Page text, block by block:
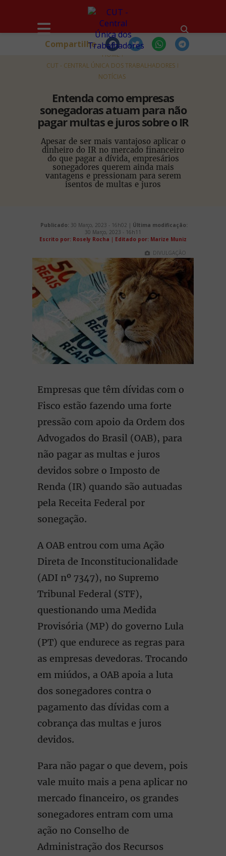
HOME
CUT - CENTRAL ÚNICA DOS TRABALHADORES
NOTÍCIAS
Entenda como empresas
sonegadoras atuam para não
pagar multas e juros sobre o IR
Apesar de ser mais vantajoso aplicar o
dinheiro do IR no mercado financeiro
do que pagar a dívida, empresários
sonegadores querem ainda mais
vantagens e pressionam para serem
isentos de multas e juros
Compartilhe
Publicado: 30 Março, 2023 - 16h02 | Última modificação:
30 Março, 2023 - 16h11
Escrito por: Rosely Rocha | Editado por: Marize Muniz
DIVULGAÇÃO
Empresas que têm dívidas com o
Fisco estão fazendo uma forte
pressão com apoio da Ordem dos
Advogados do Brasil (OAB), para
não pagar as multas e juros
devidos sobre o Imposto de
Renda (IR) quando são autuadas
pela Receita Federal por
sonegação.
A OAB entrou com uma Ação
Direta de Inconstitucionalidade
(ADI nº 7347), no Supremo
Tribunal Federal (STF),
questionando uma Medida
Provisória (MP) do governo Lula
(PT) que endurece as regras para
as empresas devedoras. Trocando
em miúdos, a OAB apoia a luta
dos sonegadores contra o
pagamento das dívidas com a
cobrança das multas e juros
devidos.
Para não pagar o que devem, pois
vale muito mais a pena aplicar no
mercado financeiro, os grandes
sonegadores entram com uma
ação no Conselho de
Administração dos Recursos